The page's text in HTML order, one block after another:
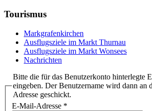
Tourismus
Markgrafenkirchen
Ausflugsziele im Markt Thurnau
Ausflugsziele im Markt Wonsees
Nachrichten
Bitte die für das Benutzerkonto hinterlegte
eingeben. Der Benutzername wird dann an
Adresse geschickt.
E-Mail-Adresse *